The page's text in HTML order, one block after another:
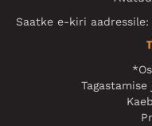
Saatke e-kiri aadressile: